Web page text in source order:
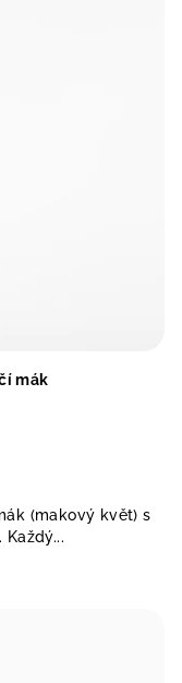
mák
(makový květ) s